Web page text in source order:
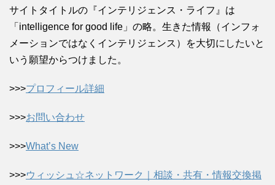
サイトタイトルの『インテリジェンス・ライフ』は
「intelligence for good life」の略。生きた情報（インフォ
メーションではなくインテリジェンス）を大切にしたいと
いう願望からつけました。
>>>プロフィール詳細
>>>お問い合わせ
>>>What’s New
>>>ウィッシュ☆ネットワーク｜相談・共有・情報交換掲